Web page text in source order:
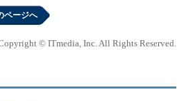
ページへ
© ITmedia, Inc. All Rights Reserved.